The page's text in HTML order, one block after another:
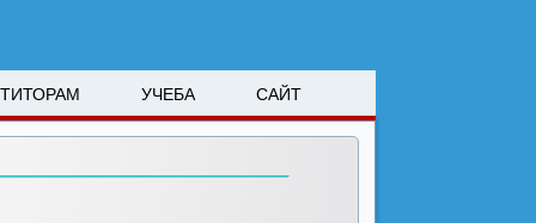
УЧЕБА САЙТ